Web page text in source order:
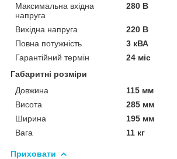
Максимальна вхідна
напруга
280 В
Вихідна напруга
220 В
Повна потужність
3 кВА
Гарантійний термін
24 міс
Габаритні розміри
Довжина
115 мм
Висота
285 мм
Ширина
195 мм
Вага
11 кг
Приховати